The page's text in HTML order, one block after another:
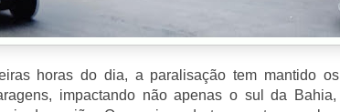
horas do dia, a paralisação tem mantido
impactando não apenas o sul da